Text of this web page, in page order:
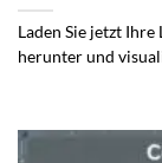
Laden Sie jetzt
herunter und